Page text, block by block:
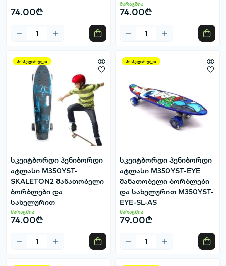
74.00₾
მარაგშია
74.00₾
პოპულარული
სკეიტბორდი პენიბორდი
ატლასი M350YST-
SKALETON2 მანათობელი
ბორბლები და
სახელურით
მარაგშია
74.00₾
პოპულარული
სკეიტბორდი პენიბორდი
ატლასი M350YST-EYE
მანათობელი ბორბლები
და სახელურით M350YST-
EYE-SL-AS
მარაგშია
79.00₾